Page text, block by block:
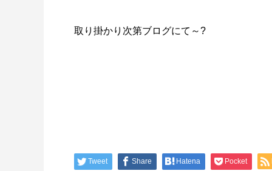
取り掛かり次第ブログにて～?
Tweet Share Hatena Pocket